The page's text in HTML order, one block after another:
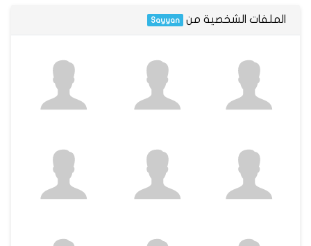
الملفات الشخصية من Sayyan